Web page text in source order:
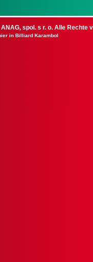
spol. s r. o. Alle Rechte
in Billiard Karambol